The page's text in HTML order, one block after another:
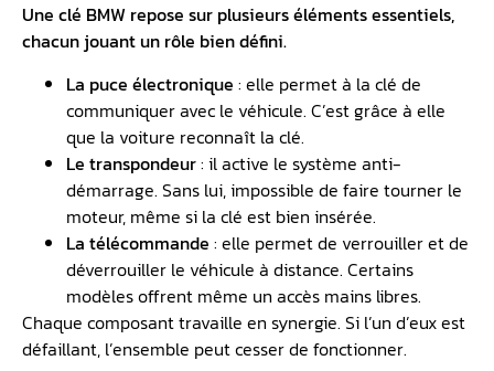
Une clé BMW repose sur plusieurs éléments essentiels,
chacun jouant un rôle bien défini.
La puce électronique : elle permet à la clé de
communiquer avec le véhicule. C’est grâce à elle
que la voiture reconnaît la clé.
Le transpondeur: il active le système anti-
démarrage. Sans lui, impossible de faire tourner le
moteur, même si la clé est bien insérée.
La télécommande : elle permet de verrouiller et de
déverrouiller le véhicule à distance. Certains
modèles offrent même un accès mains libres.
Chaque composant travaille en synergie. Si l’un d’eux est
défaillant, l’ensemble peut cesser de fonctionner.